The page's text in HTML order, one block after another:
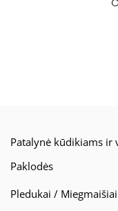
Patalynė kūdikiams ir
Paklodės
Pledukai / Miegmaišiai